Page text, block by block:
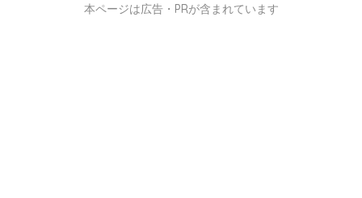
本ページは広告・PRが含まれています